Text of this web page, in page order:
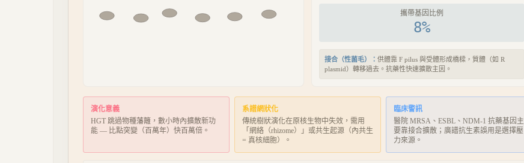
攜帶基因比例
8%
接合（性菌毛） ： 供體靠 F pilus 與受體形成橋樑，質體（如 R
plasmid）轉移過去。抗藥性快速擴散主因。
演化意義
HGT 跳過物種藩籬，數小時內擴散新功
能 — 比點突變（百萬年）快百萬倍。
系譜網狀化
傳統樹狀演化在原核生物中失效，需用
「網絡（rhizome）」或共生起源（內共生
= 真核細胞）。
臨床警訊
醫院 MRSA、ESBL、NDM-1 抗藥基因主
要靠接合擴散；廣譜抗生素誤用是選擇壓
力來源。